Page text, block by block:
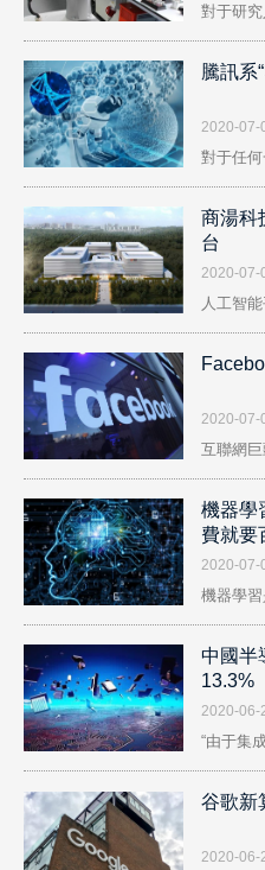
對于研
騰訊系
2020-07-
對于任
商湯科
台
2020-07-
人工智
2020-07-
互聯網巨
機器學
費就要
2020-07-
機器學
中國半
13.3%
2020-06-
“由于集
谷歌新
2020-06-